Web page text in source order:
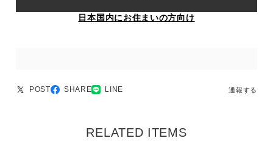
日本国内にお住まいの方向け
POST SHARE LINE 通報する
RELATED ITEMS